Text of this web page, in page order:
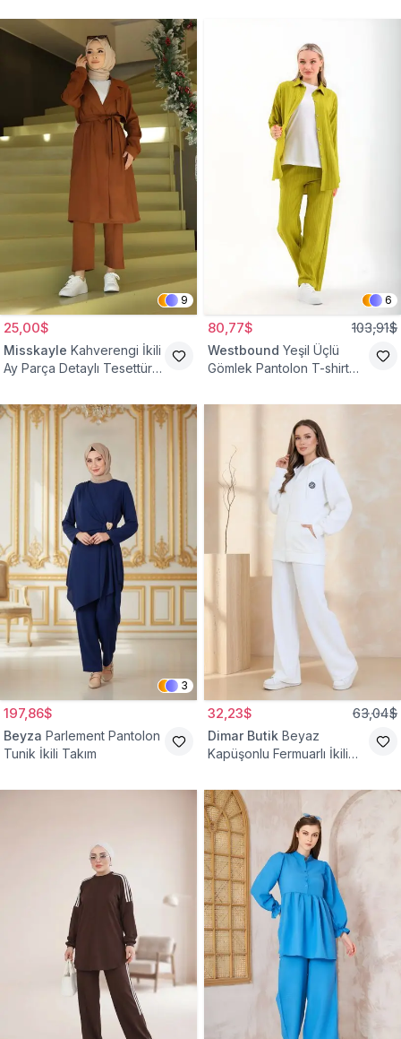
9
25,00$
Misskayle Kahverengi İkili
Ay Parça Detaylı Tesettür
6
80,77$ 103,91$
Westbound Yeşil Üçlü
Gömlek Pantolon T-shirt
3
197,86$
Beyza Parlement Pantolon
Tunik İkili Takım
32,23$ 63,04$
Dimar Butik Beyaz
Kapüşonlu Fermuarlı İkili